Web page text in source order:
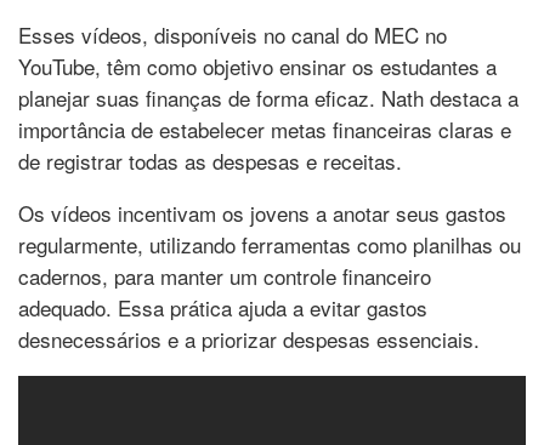
Esses vídeos, disponíveis no canal do MEC no
YouTube, têm como objetivo ensinar os estudantes a
planejar suas finanças de forma eficaz. Nath destaca a
importância de estabelecer metas financeiras claras e
de registrar todas as despesas e receitas.
Os vídeos incentivam os jovens a anotar seus gastos
regularmente, utilizando ferramentas como planilhas ou
cadernos, para manter um controle financeiro
adequado. Essa prática ajuda a evitar gastos
desnecessários e a priorizar despesas essenciais.